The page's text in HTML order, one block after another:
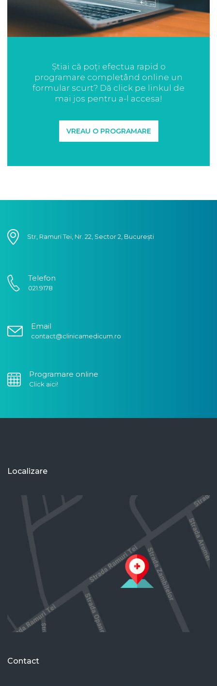
Știai că poți efectua rapid o
programare completând online un
formular scurt? Dă click pe linkul de
mai jos pentru a-l accesa!
VREAU O PROGRAMARE
Str, Ramuri Tei, Nr. 22, Sector 2, București
Telefon
021.9178
Email
contact@clinicamedicum.ro
Programare online
Click aici!
Localizare
Contact